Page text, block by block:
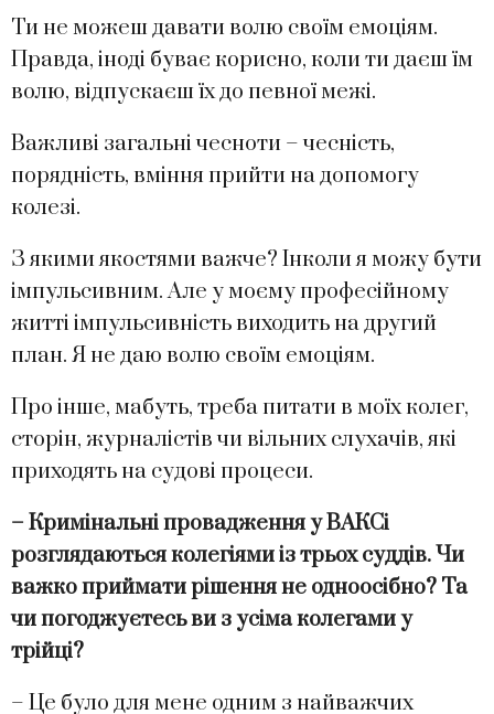
Ти не можеш давати волю своїм емоціям.
Правда, іноді буває корисно, коли ти даєш їм
волю, відпускаєш їх до певної межі.
Важливі загальні чесноти – чесність,
порядність, вміння прийти на допомогу
колезі.
З якими якостями важче? Інколи я можу бути
імпульсивним. Але у моєму професійному
житті імпульсивність виходить на другий
план. Я не даю волю своїм емоціям.
Про інше, мабуть, треба питати в моїх колег,
сторін, журналістів чи вільних слухачів, які
приходять на судові процеси.
– Кримінальні провадження у ВАКСі
розглядаються колегіями із трьох суддів. Чи
важко приймати рішення не одноосібно? Та
чи погоджуєтесь ви з усіма колегами у
трійці?
– Це було для мене одним з найважчих